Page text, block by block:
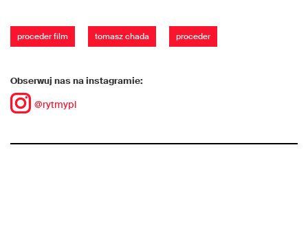
proceder film tomasz chada proceder
Obserwuj nas na instagramie:
@rytmypl